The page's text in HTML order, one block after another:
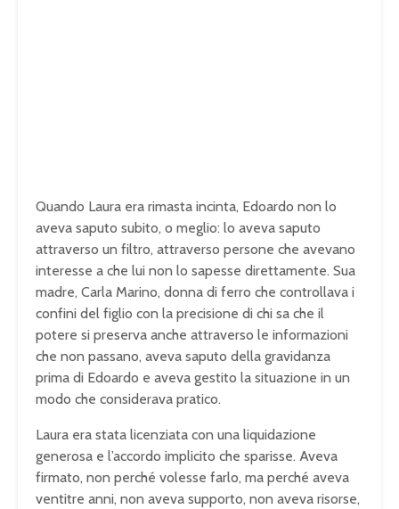
Quando Laura era rimasta incinta, Edoardo non lo
aveva saputo subito, o meglio: lo aveva saputo
attraverso un filtro, attraverso persone che avevano
interesse a che lui non lo sapesse direttamente. Sua
madre, Carla Marino, donna di ferro che controllava i
confini del figlio con la precisione di chi sa che il
potere si preserva anche attraverso le informazioni
che non passano, aveva saputo della gravidanza
prima di Edoardo e aveva gestito la situazione in un
modo che considerava pratico.
Laura era stata licenziata con una liquidazione
generosa e l’accordo implicito che sparisse. Aveva
firmato, non perché volesse farlo, ma perché aveva
ventitre anni, non aveva supporto, non aveva risorse,